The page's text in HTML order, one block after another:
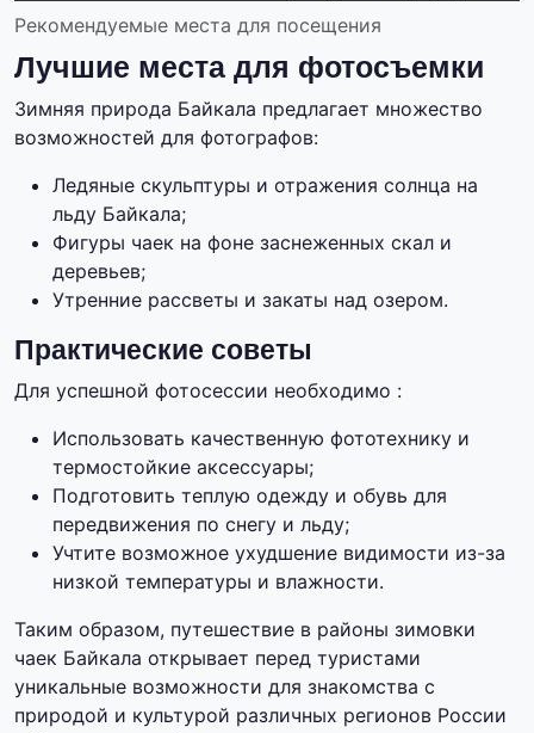
Рекомендуемые места для посещения
Лучшие места для фотосъемки
Зимняя природа Байкала предлагает множество
возможностей для фотографов:
Ледяные скульптуры и отражения солнца на
льду Байкала;
Фигуры чаек на фоне заснеженных скал и
деревьев;
Утренние рассветы и закаты над озером.
Практические советы
Для успешной фотосессии необходимо :
Использовать качественную фототехнику и
термостойкие аксессуары;
Подготовить теплую одежду и обувь для
передвижения по снегу и льду;
Учтите возможное ухудшение видимости из-за
низкой температуры и влажности.
Таким образом, путешествие в районы зимовки
чаек Байкала открывает перед туристами
уникальные возможности для знакомства с
природой и культурой различных регионов России